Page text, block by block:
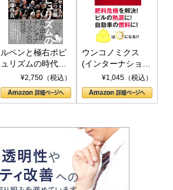
ルペンと極右ポピ
ュリズムの時代：
〈ヤヌス〉の二つ
の顔
¥2,750（税込）
ウンコノミクス
(インターナショナ
ル新書)¥1,045（税込）